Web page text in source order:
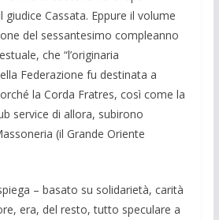
giudice Cassata. Eppure il volume
del sessantesimo compleanno
che “l’originaria
Federazione fu destinata a
la Corda Fratres, così come la
service di allora, subirono
(il Grande Oriente
– basato su solidarietà, carità
era, del resto, tutto speculare a